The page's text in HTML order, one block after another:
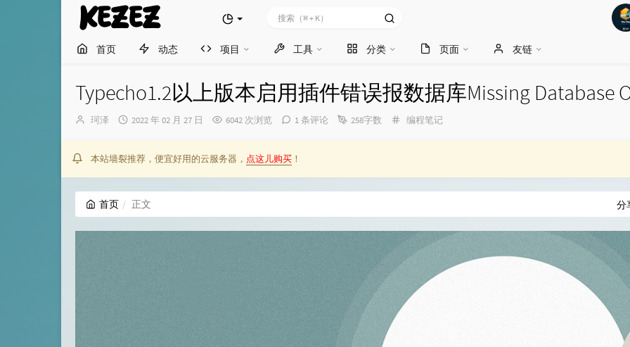
KEZEZ
首页 动态 项目 工具 分类 页面 友链
Typecho1.2以上版本启用插件错误报数据库Missing Database
博
珂泽
发
间：
2022 年 02 月 27 日 6042 次浏览 1 条评论 258字数
分
编程笔记
本站墙裂推荐，便宜好用的云服务器， 点这儿购买 ！
首页 正文 分